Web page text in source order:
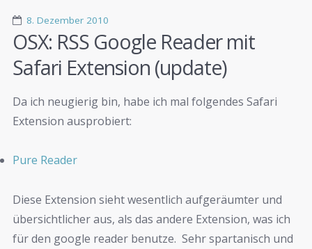
8. Dezember 2010
OSX: RSS Google Reader mit
Safari Extension (update)
Da ich neugierig bin, habe ich mal folgendes Safari
Extension ausprobiert:
Pure Reader
Diese Extension sieht wesentlich aufgeräumter und
übersichtlicher aus, als das andere Extension, was ich
für den google reader benutze. Sehr spartanisch und